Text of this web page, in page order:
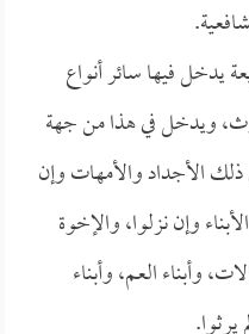
يدخل فيها سائر أنواع
ويدخل في هذا من جهة
الأجداد والأمهات وإن
وإن نزلوا، والإخوة
وأبناء العم، وأبناء